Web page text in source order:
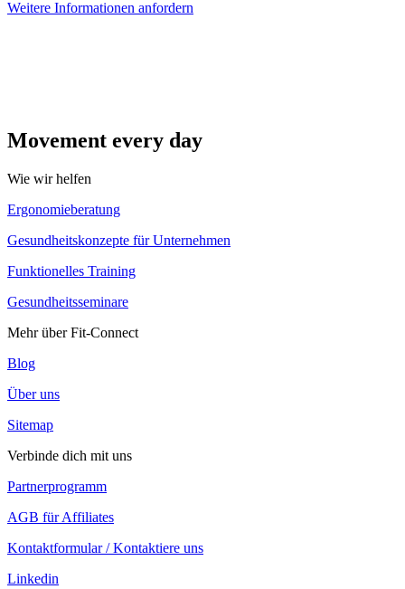
Weitere Informationen anfordern
Movement every day
Wie wir helfen
Ergonomieberatung
Gesundheitskonzepte für Unternehmen
Funktionelles Training
Gesundheitsseminare
Mehr über Fit-Connect
Blog
Über uns
Sitemap
Verbinde dich mit uns
Partnerprogramm
AGB für Affiliates
Kontaktformular / Kontaktiere uns
Linkedin